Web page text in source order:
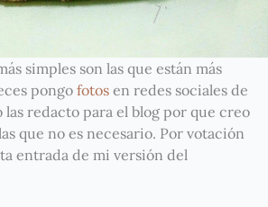
simples son las que están más
pongo fotos en redes sociales de
las redacto para el blog por que creo
que no es necesario. Por votación
entrada de mi versión del